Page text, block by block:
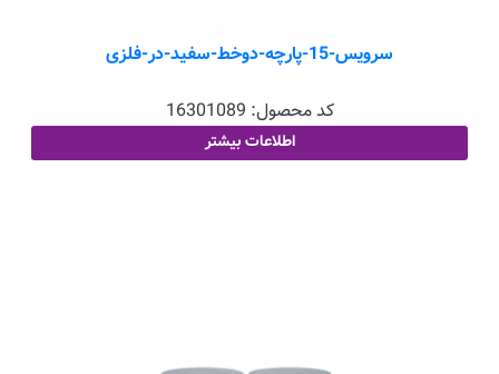
سرویس-15-پارچه-دوخط-سفید-در-فلزی
کد محصول: 16301089
اطلاعات بیشتر